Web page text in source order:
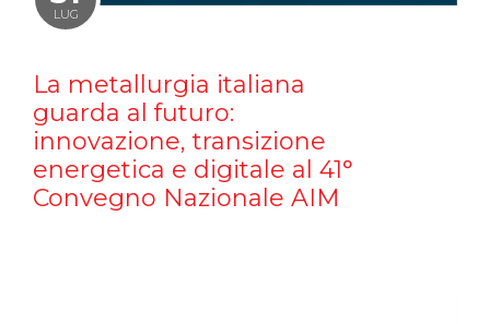
LUG
La metallurgia italiana
guarda al futuro:
innovazione, transizione
energetica e digitale al 41°
Convegno Nazionale AIM